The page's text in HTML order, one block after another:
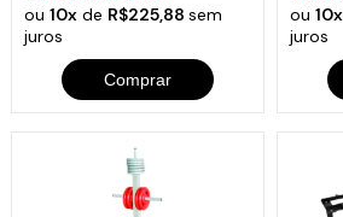
ou10x de R$225,88sem
juros
Comprar
ou 10x
juros